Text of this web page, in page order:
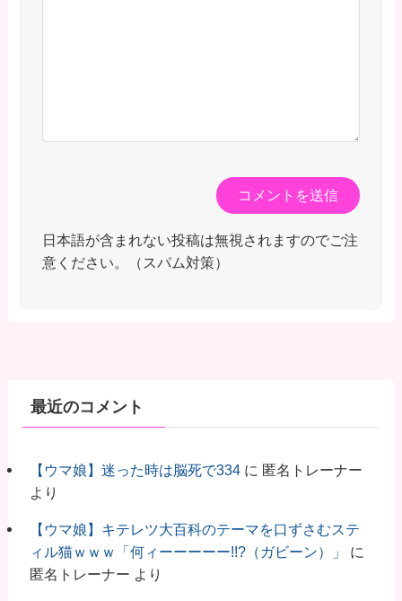
日本語が含まれない投稿は無視されますのでご注
意ください。（スパム対策）
最近のコメント
【ウマ娘】迷った時は脳死で334に 匿名トレーナー
より
【ウマ娘】キテレツ大百科のテーマを口ずさむステ
ィル猫ｗｗｗ「何ィーーーーー!!?（ガビーン）」
に
匿名トレーナー より